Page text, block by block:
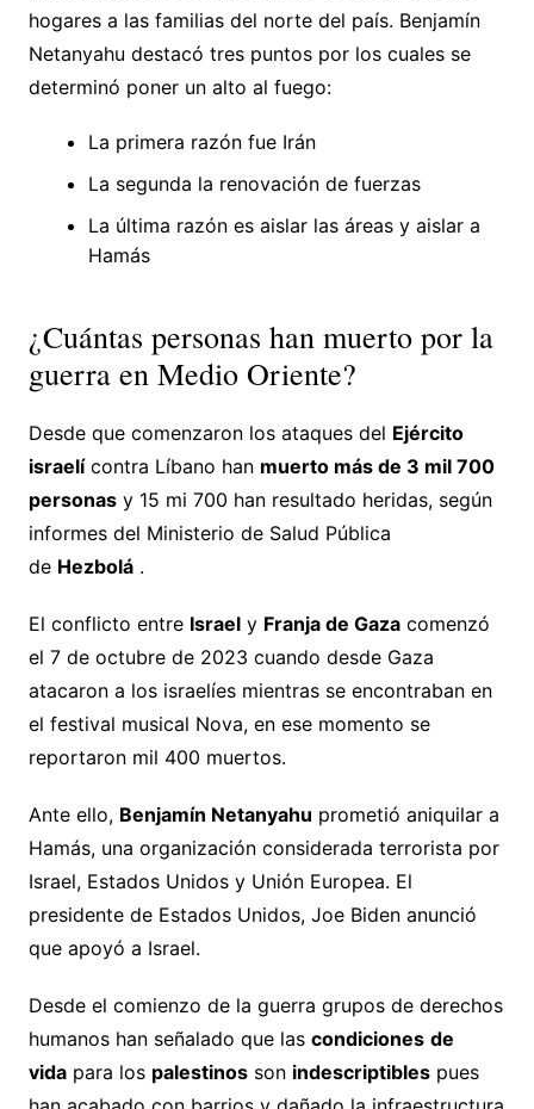
hogares a las familias del norte del país. Benjamín
Netanyahu destacó tres puntos por los cuales se
determinó poner un alto al fuego:
La primera razón fue Irán
La segunda la renovación de fuerzas
La última razón es aislar las áreas y aislar a
Hamás
¿Cuántas personas han muerto por la
guerra en Medio Oriente?
Desde que comenzaron los ataques del Ejército
israelícontra Líbano han muerto más de 3 mil 700
personasy 15 mi 700 han resultado heridas, según
informes del Ministerio de Salud Pública
de Hezbolá.
El conflicto entre Israely Franja de Gazacomenzó
el 7 de octubre de 2023 cuando desde Gaza
atacaron a los israelíes mientras se encontraban en
el festival musical Nova, en ese momento se
reportaron mil 400 muertos.
Ante ello, Benjamín Netanyahu prometió aniquilar a
Hamás, una organización considerada terrorista por
Israel, Estados Unidos y Unión Europea. El
presidente de Estados Unidos, Joe Biden anunció
que apoyó a Israel.
Desde el comienzo de la guerra grupos de derechos
humanos han señalado que las condiciones de
vidapara los palestinosson indescriptiblespues